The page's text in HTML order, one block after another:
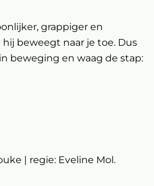
grappiger en
beweegt naar je toe. Dus
beweging en waag de stap:
| regie: Eveline Mol.